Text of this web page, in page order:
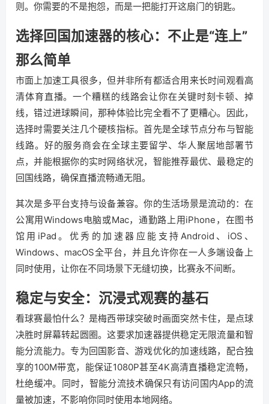
则。你需要的不是抱怨，而是一把能打开这扇门的钥匙。
选择回国加速器的核心：不止是“连上”
那么简单
市面上加速工具很多，但并非所有都适合用来长时间观看高
清体育直播。一个糟糕的线路会让你在关键时刻卡顿、掉
线，错过进球瞬间，那种体验比完全看不了更糟心。因此，
选择时需要关注几个硬核指标。首先是全球节点分布与智能
线路。好的服务商会在全球主要留学、华人聚居地部署节
点，并能根据你的实时网络状况，智能推荐最优、最稳定的
回国线路，确保直播流畅通无阻。
其次是多平台支持与设备兼容。你的生活场景是流动的：在
公寓用Windows电脑或Mac，通勤路上用iPhone，在图书
馆用iPad。优秀的加速器应能支持Android、iOS、
Windows、macOS全平台，并且允许你在一人多端设备上
同时使用，让你在不同场景下无缝切换，比赛永不间断。
稳定与安全：沉浸式观赛的基石
看球赛最怕什么？是梅西带球突破时画面突然卡住，是点球
决胜时屏幕转起圆圈。这要求加速器提供稳定无限流量和智
能分流能力。专为回国影音、游戏优化的加速线路，配合独
享的100M带宽，能保证1080P甚至4K高清直播稳定流畅，
杜绝缓冲。同时，智能分流技术确保只有访问国内App的流
量被加速，不影响你同时使用本地网络。